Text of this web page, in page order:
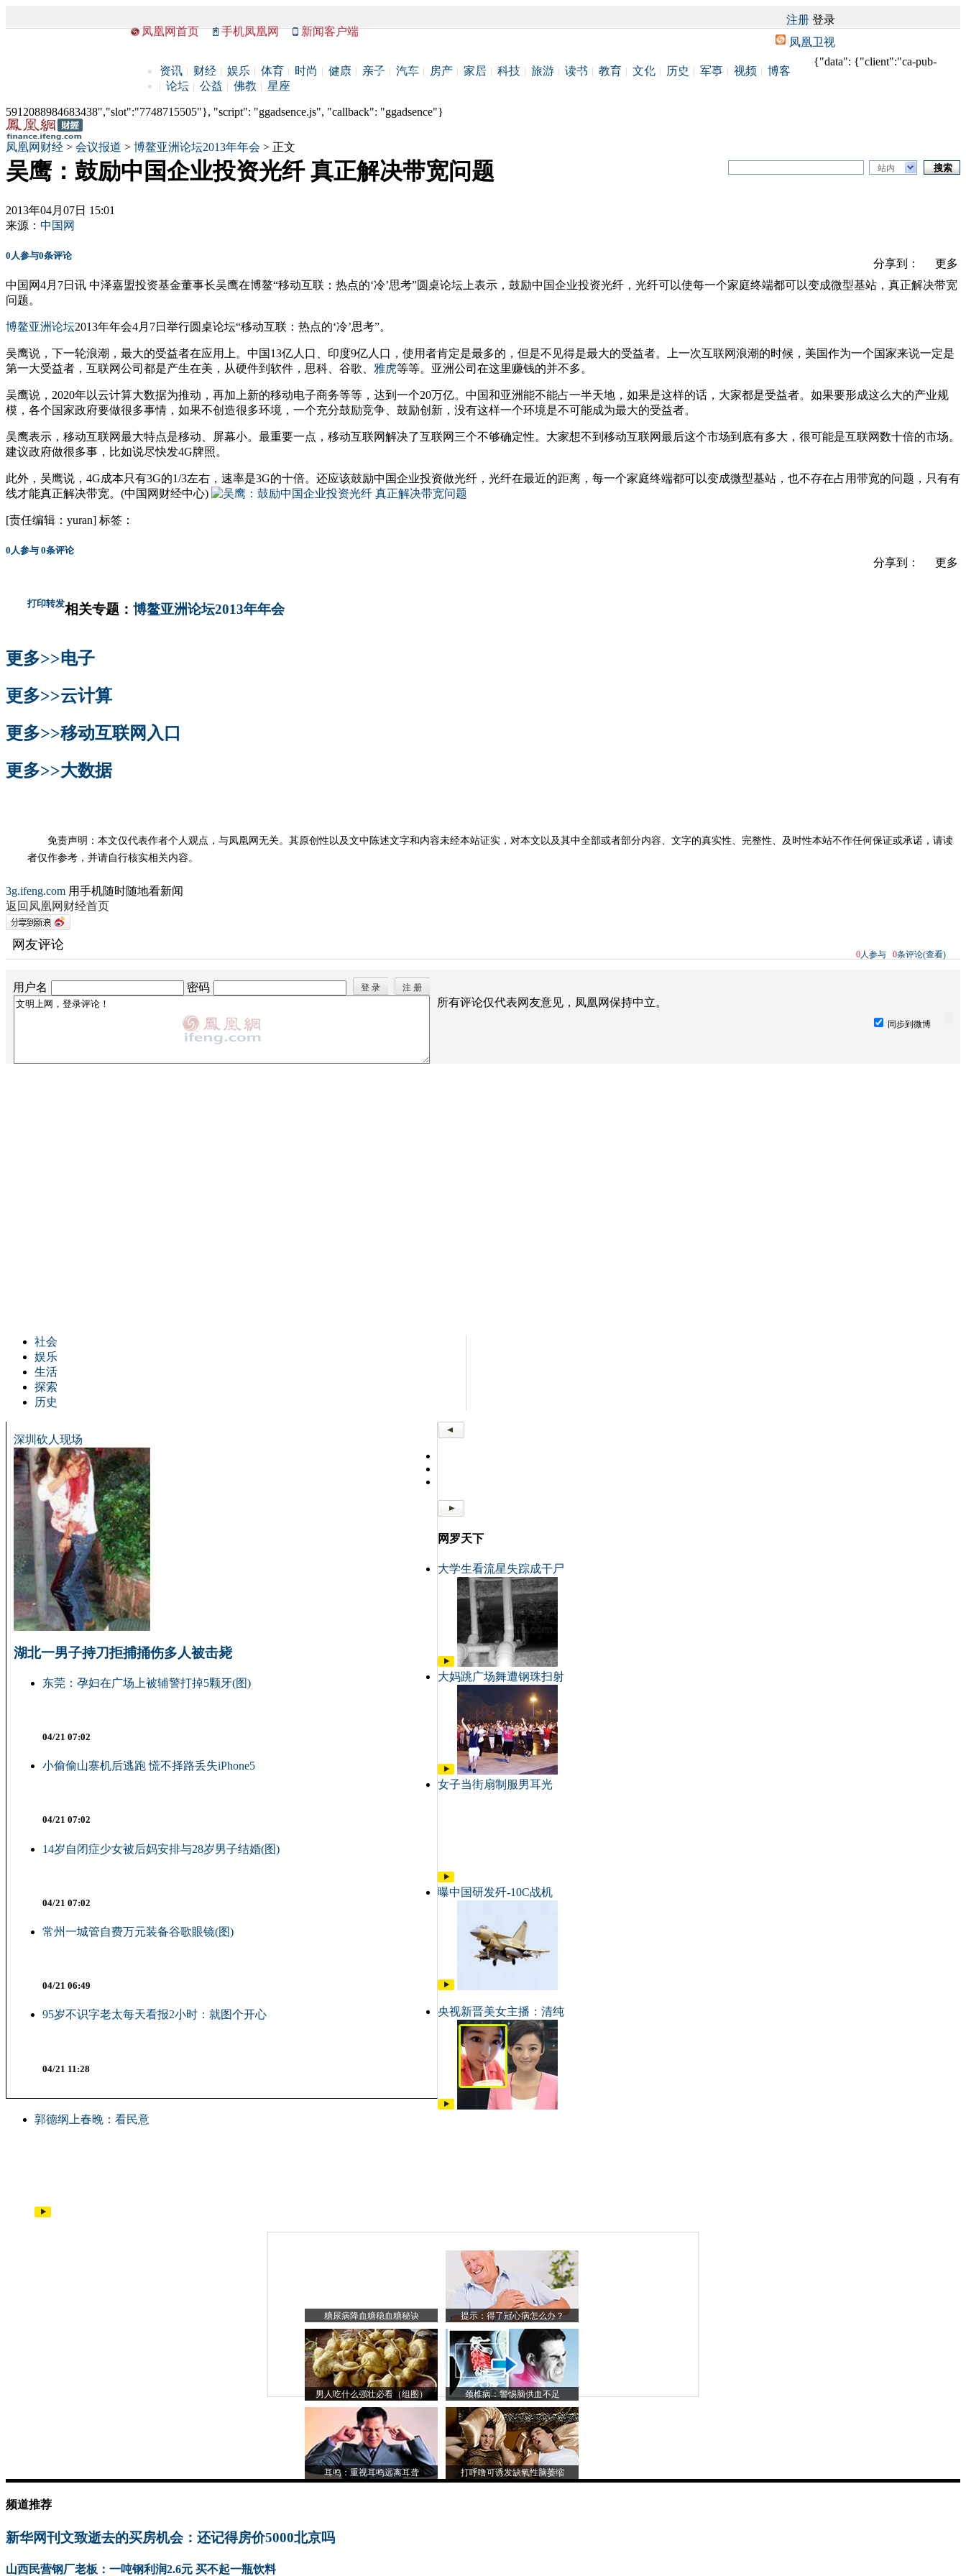
凤凰网首页 手机凤凰网 新闻客户端
注册 登录
凤凰卫视
资讯 财经 娱乐 体育 时尚 健康 亲子 汽车 房产 家居 科技 旅游 读书 教育 文化 历史 军事 视频
博客
论坛
公益 佛教 星座
{"data": {"client":"ca-pub-
5912088984683438","slot":"7748715505"}, "script": "ggadsence.js", "callback": "ggadsence"}
凤凰网财经 > 会议报道 > 博鳌亚洲论坛2013年年会 > 正文
站内
吴鹰：鼓励中国企业投资光纤 真正解决带宽问题
2013年04月07日 15:01
来源： 中国网
分享到： 更多
0人参与0条评论
中国网4月7日讯 中泽嘉盟投资基金董事长吴鹰在博鳌“移动互联：热点的‘冷’思考”圆桌论坛上表示，鼓励中国企业投资光纤，光纤可以使每一个家庭终端都可以变成微型基站，真正解决带宽
问题。
博鳌亚洲论坛2013年年会4月7日举行圆桌论坛“移动互联：热点的‘冷’思考”。
吴鹰说，下一轮浪潮，最大的受益者在应用上。中国13亿人口、印度9亿人口，使用者肯定是最多的，但是不见得是最大的受益者。上一次互联网浪潮的时候，美国作为一个国家来说一定是
第一大受益者，互联网公司都是产生在美，从硬件到软件，思科、谷歌、 雅虎等等。亚洲公司在这里赚钱的并不多。
吴鹰说，2020年以云计算大数据为推动，再加上新的移动电子商务等等，达到一个20万亿。中国和亚洲能不能占一半天地，如果是这样的话，大家都是受益者。如果要形成这么大的产业规
模，各个国家政府要做很多事情，如果不创造很多环境，一个充分鼓励竞争、鼓励创新，没有这样一个环境是不可能成为最大的受益者。
吴鹰表示，移动互联网最大特点是移动、屏幕小。最重要一点，移动互联网解决了互联网三个不够确定性。大家想不到移动互联网最后这个市场到底有多大，很可能是互联网数十倍的市场。
建议政府做很多事，比如说尽快发4G牌照。
此外，吴鹰说，4G成本只有3G的1/3左右，速率是3G的十倍。还应该鼓励中国企业投资做光纤，光纤在最近的距离，每一个家庭终端都可以变成微型基站，也不存在占用带宽的问题，只有有
线才能真正解决带宽。(中国网财经中心)
[责任编辑：yuran] 标签：
分享到： 更多
0人参与 0条评论
打印转发相关专题： 博鳌亚洲论坛2013年年会
更多>>电子
更多>>云计算
更多>>移动互联网入口
更多>>大数据
免责声明：本文仅代表作者个人观点，与凤凰网无关。其原创性以及文中陈述文字和内容未经本站证实，对本文以及其中全部或者部分内容、文字的真实性、完整性、及时性本站不作任何保证或承诺，请读
者仅作参考，并请自行核实相关内容。
3g.ifeng.com 用手机随时随地看新闻
返回凤凰网财经首页
0 人参与 0条评论(查看)
网友评论
用户名 密码 登 录 注 册
所有评论仅代表网友意见，凤凰网保持中立。
同步到微博
社会
娱乐
生活
探索
历史
深圳砍人现场
湖北一男子持刀拒捕捅伤多人被击毙
东莞：孕妇在广场上被辅警打掉5颗牙(图)
04/21 07:02
小偷偷山寨机后逃跑 慌不择路丢失iPhone5
04/21 07:02
14岁自闭症少女被后妈安排与28岁男子结婚(图)
04/21 07:02
常州一城管自费万元装备谷歌眼镜(图)
04/21 06:49
95岁不识字老太每天看报2小时：就图个开心
04/21 11:28
网罗天下
大学生看流星失踪成干尸
大妈跳广场舞遭钢珠扫射
女子当街扇制服男耳光
曝中国研发歼-10C战机
央视新晋美女主播：清纯
郭德纲上春晚：看民意
糖尿病降血糖稳血糖秘诀 提示：得了冠心病怎么办？
男人吃什么强壮必看（组图） 颈椎病：警惕脑供血不足
耳鸣：重视耳鸣远离耳聋 打呼噜可诱发缺氧性脑萎缩
频道推荐
新华网刊文致逝去的买房机会：还记得房价5000北京吗
山西民营钢厂老板：一吨钢利润2.6元 买不起一瓶饮料